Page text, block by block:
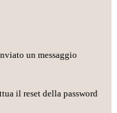
un messaggio
il reset della password